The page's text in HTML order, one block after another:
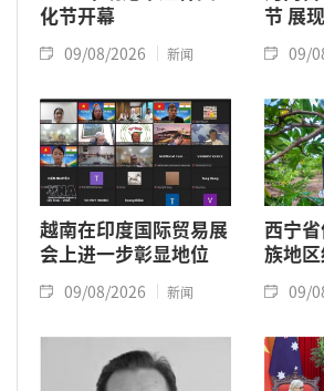
化节开幕
09/08/2026 新闻
节 展
09/
越南在印度国际贸易展
会上进一步彰显地位
09/08/2026 新闻
西宁
族地
09/